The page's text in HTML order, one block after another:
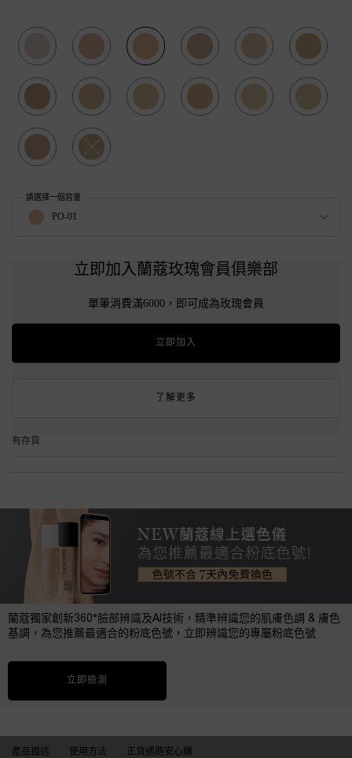
Selected
P-00, 1 of 14Selected
P-01, 2 of 14Selected
PO-01, 3 of 14Selected
PO-03, 4 of 14Selected
O-01, 5 of 14Selected
O-02, 6 of
Selected
O-03, 7 of 14Selected
BO-01, 8 of 14
Selected
BO-02, 9 of 14
Selected
BO-04, 10 of 14
Selected
B-01, 11 of 14Selected
B-02, 12
Selected
PO-02, 13 of 14
Selected
The product variation is out of stock, BO-03, 14 of 14
Select a 顏色 for 零粉感超持久粉底SPF 48/ PA++
PO-01
請選擇一個容量
立即加入蘭蔻玫瑰會員俱樂部
單筆消費滿6000，即可成為玫瑰會員
立即加入
了解更多
有存貨
線上選色PDP
蘭蔻獨家創新360°臉部辨識及AI技術，精準辨識您的肌膚色調 & 膚色
基調，為您推薦最適合的粉底色號，立即辨識您的專屬粉底色號
立即檢測
產品描述 使用方法 正貨通路安心購